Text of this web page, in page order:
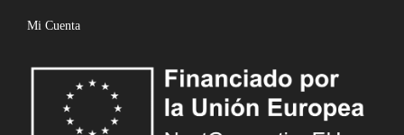
Mi Cuenta